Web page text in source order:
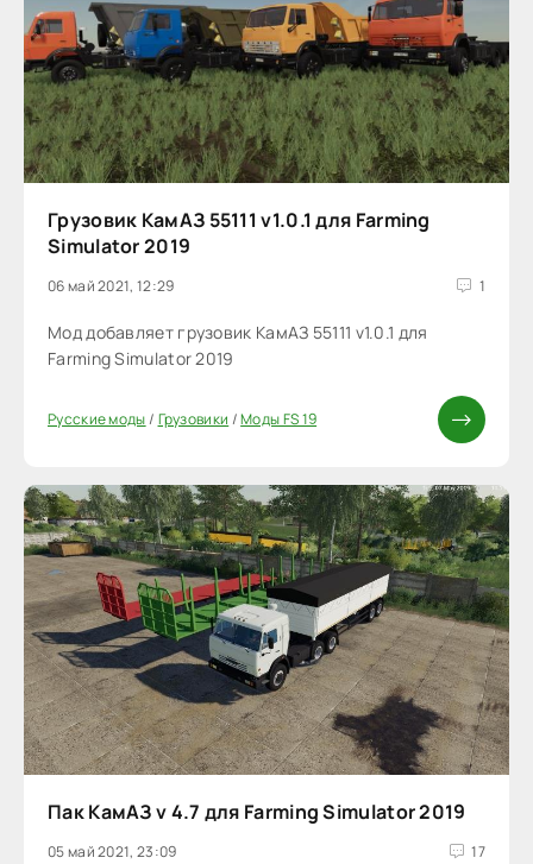
Грузовик КамАЗ 55111 v1.0.1 для Farming
Simulator 2019
06 май 2021, 12:29 1
Мод добавляет грузовик КамАЗ 55111 v1.0.1 для
Farming Simulator 2019
Русские моды/ Грузовики /Моды FS 19
Пак КамАЗ v 4.7 для Farming Simulator 2019
05 май 2021, 23:09 17